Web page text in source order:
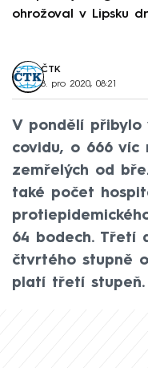
ohrožoval v Lipsku
ČTK
8. pro 2020, 08:21
V pondělí přibylo
covidu, o 666 víc
zemřelých od
také počet
64 bodech. Třetí
čtvrtého stupně
platí třetí stupeň.